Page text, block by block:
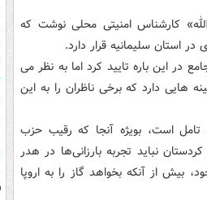
کارشناس امنیتی محلی نوشت که
استان سلیمانیه قرار دارد.
در این باره تایید کرد اما به نظر می
هایی دارد که برخی ناظران را به این
تامل است، بویژه آنجا که رقیب حزب
نباید تجربه بارزانی‌ها در هدر
بیش از آنکه بخواهد گاز را به اروپا